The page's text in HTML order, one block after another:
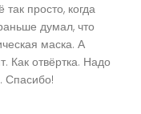
просто, когда
думал, что
маска. А
Как отвёртка. Надо
Спасибо!